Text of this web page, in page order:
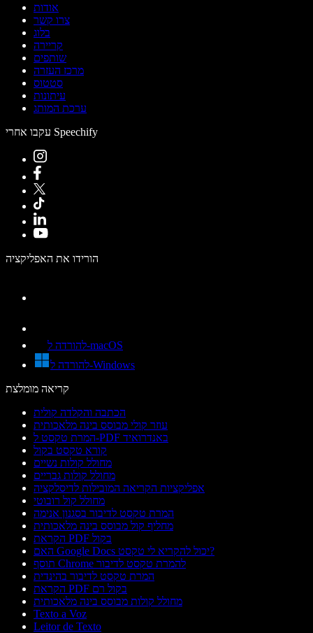
אודות
צרו קשר
בלוג
קריירה
שותפים
מרכז העזרה
סטטוס
עיתונות
ערכת המותג
עקבו אחרי Speechify
הורידו את האפליקציה
להורדה ל-macOS
להורדה ל-Windows
קריאה מומלצת
הכתבה והקלדה קולית
עוזר קולי מבוסס בינה מלאכותית
המרת טקסט ל-PDF באנדרואיד
קורא טקסט בקול
מחולל קולות נשיים
מחולל קולות גבריים
אפליקציות הקריאה המובילות לדיסלקציה
מחולל קול רובוטי
המרת טקסט לדיבור בסגנון אנימה
מחליף קול מבוסס בינה מלאכותית
הקראת PDF בקול
האם Google Docs יכול להקריא לי טקסט?
תוסף Chrome להמרת טקסט לדיבור
המרת טקסט לדיבור בהינדית
הקראת PDF בקול רם
מחולל קולות מבוסס בינה מלאכותית
Texto a Voz
Leitor de Texto